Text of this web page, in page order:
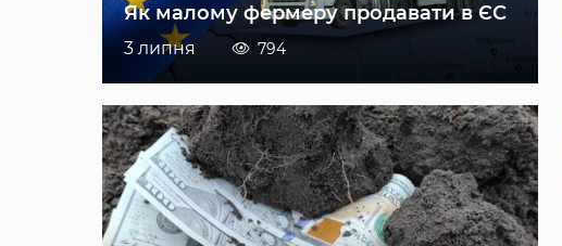
Як малому фермеру продавати в ЄС
3 липня 794